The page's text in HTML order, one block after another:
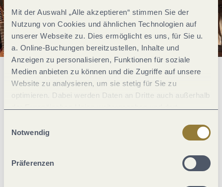
Mit der Auswahl „Alle akzeptieren“ stimmen Sie der
Nutzung von Cookies und ähnlichen Technologien auf
unserer Webseite zu. Dies ermöglicht es uns, für Sie u.
a. Online-Buchungen bereitzustellen, Inhalte und
Anzeigen zu personalisieren, Funktionen für soziale
Medien anbieten zu können und die Zugriffe auf unsere
Website zu analysieren, um sie stetig für Sie zu
optimieren. Dabei werden Daten an Dritte auch außerhalb
jederzeit widerrufen werden. Mit der Auswahl "Alle
ablehnen" kann es zu Beeinträchtigungen in der Nutzung
Notwendig
Präferenzen
besiegte.
Märchenschloss baute.